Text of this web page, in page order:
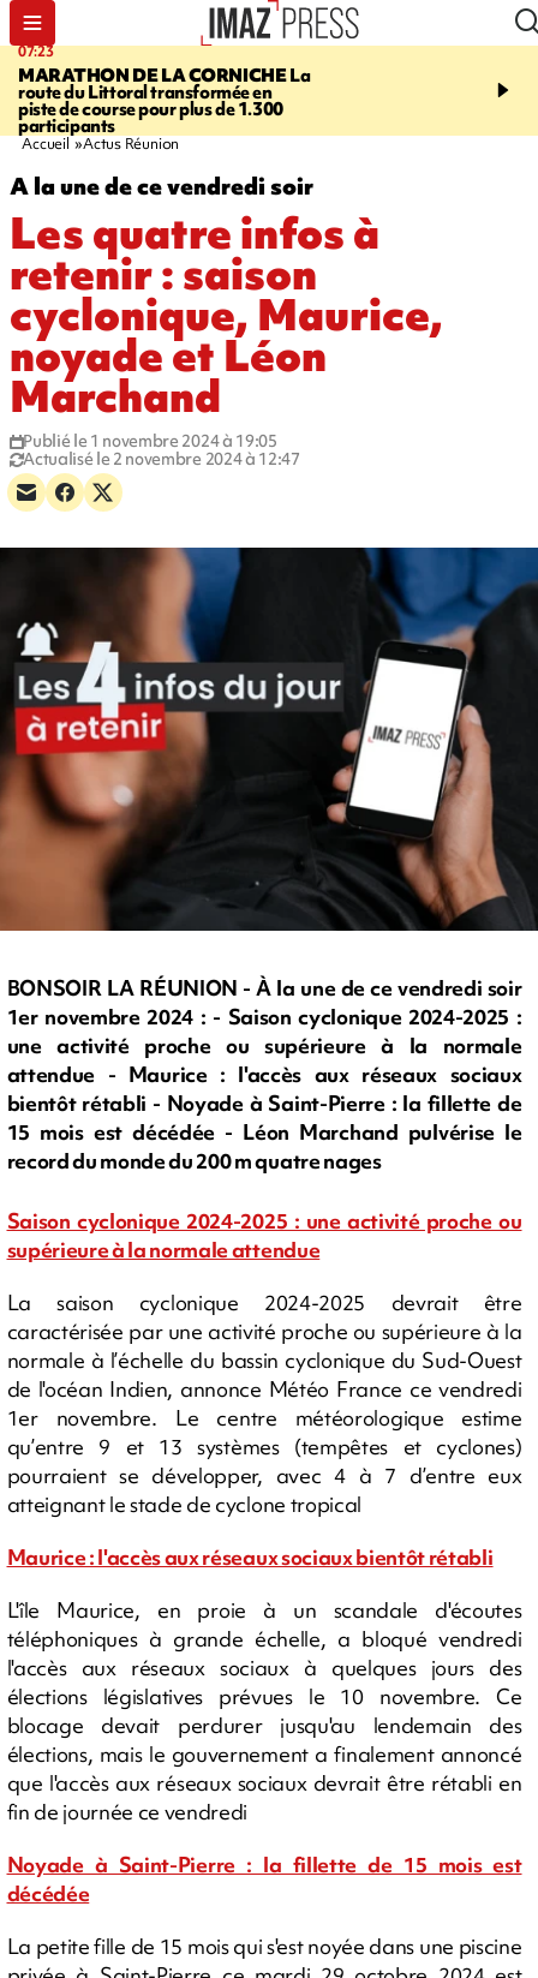
07:23
MARATHON DE LA CORNICHELa
route du Littoral transformée en
piste de course pour plus de 1.300
participants
08:37
braderie de l'océan
Accueil Actus Réunion
A la une de ce vendredi soir
Les quatre infos à
retenir : saison
cyclonique, Maurice,
noyade et Léon
Marchand
Publié le 1 novembre 2024 à 19:05
Actualisé le 2 novembre 2024 à 12:47
BONSOIR LA RÉUNION - À la une de ce vendredi soir
1er novembre 2024 : - Saison cyclonique 2024-2025 :
une activité proche ou supérieure à la normale
attendue - Maurice : l'accès aux réseaux sociaux
bientôt rétabli - Noyade à Saint-Pierre : la fillette de
15 mois est décédée - Léon Marchand pulvérise le
record du monde du 200 m quatre nages
Saison cyclonique 2024-2025 : une activité proche ou
supérieure à la normale attendue
La saison cyclonique 2024-2025 devrait être
caractérisée par une activité proche ou supérieure à la
normale à l’échelle du bassin cyclonique du Sud-Ouest
de l'océan Indien, annonce Météo France ce vendredi
1er novembre. Le centre météorologique estime
qu’entre 9 et 13 systèmes (tempêtes et cyclones)
pourraient se développer, avec 4 à 7 d’entre eux
atteignant le stade de cyclone tropical
Maurice : l'accès aux réseaux sociaux bientôt rétabli
L'île Maurice, en proie à un scandale d'écoutes
téléphoniques à grande échelle, a bloqué vendredi
l'accès aux réseaux sociaux à quelques jours des
élections législatives prévues le 10 novembre. Ce
blocage devait perdurer jusqu'au lendemain des
élections, mais le gouvernement a finalement annoncé
que l'accès aux réseaux sociaux devrait être rétabli en
fin de journée ce vendredi
Noyade à Saint-Pierre : la fillette de 15 mois est
décédée
La petite fille de 15 mois qui s'est noyée dans une piscine